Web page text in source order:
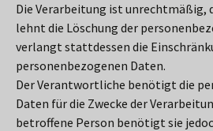
Die Verarbeitung ist unrechtmäßig,
lehnt die Löschung der
verlangt stattdessen die
personenbezogenen Daten.
Der Verantwortliche benötigt die
Daten für die Zwecke der
betroffene Person benötigt sie